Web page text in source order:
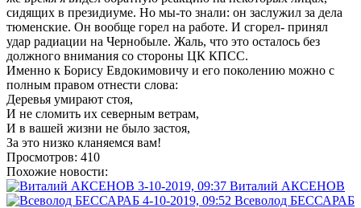
сидящих в президиуме. Но мы-то знали: он заслужил за дела
тюменские. Он вообще горел на работе. И сгорел- принял
удар радиации на Чернобыле. Жаль, что это осталось без
должного внимания со стороны ЦК КПСС.
Именно к Борису Евдокимовичу и его поколению можно с
полным правом отнести слова:
Деревья умирают стоя,
И не сломить их северным ветрам,
И в вашей жизни не было застоя,
За это низко кланяемся вам!
Просмотров: 410
Похожие новости:
3-10-2019, 09:37 Виталий АКСЕНОВ
4-10-2019, 09:52 Всеволод БЕССАРАБ